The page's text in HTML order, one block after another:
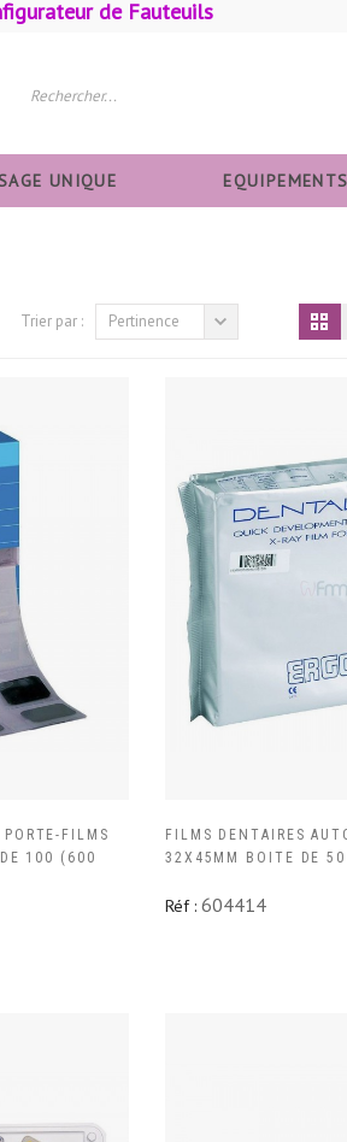
de Fauteuils
UNIQUE EQUIPEMENTS
Trier par : Pertinence
FILMS
100 (600
FILMS DENTAIRES
32X45MM BOITE DE
Réf : 604414